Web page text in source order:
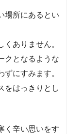
場所にあるとい
ありません。
クとなるような
にすみます。
をはっきりとし
く辛い思いをす